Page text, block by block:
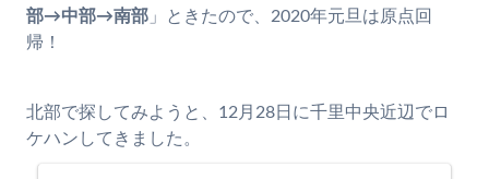
部→中部→南部 」ときたので、2020年元旦は原点回
帰！
北部で探してみようと、12月28日に千里中央近辺でロ
ケハンしてきました。